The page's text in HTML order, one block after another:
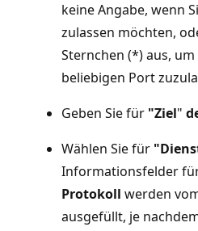
keine Angabe, wenn
zulassen möchten,
Sternchen (*) aus,
beliebigen Port
Geben Sie für "Ziel"
Wählen Sie für
Informationsfelder
Protokoll werden
ausgefüllt, je